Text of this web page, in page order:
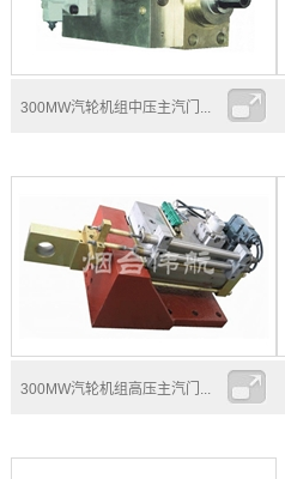
300MW汽轮机组中压主汽门...
300MW汽轮机组高压主汽门...